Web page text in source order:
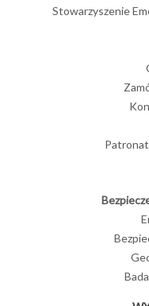
Stowarzyszenie